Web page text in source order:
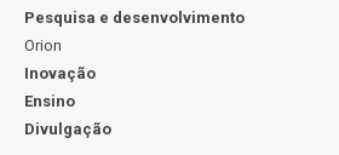
Pesquisa e desenvolvimento
Orion
Inovação
Ensino
Divulgação